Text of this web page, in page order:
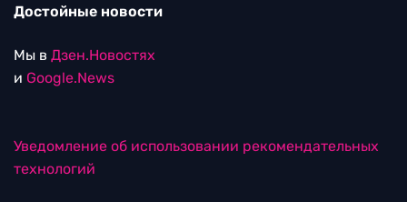
Достойные новости
Мы в Дзен.Новостях
и Google.News
Уведомление об использовании рекомендательных
технологий